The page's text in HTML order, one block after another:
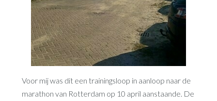
Voor mij was dit een trainingsloop in aanloop naar de
marathon van Rotterdam op 10 april aanstaande. De